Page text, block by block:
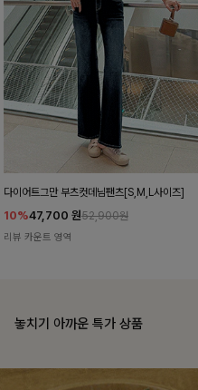
다이어트그만 부츠컷데님팬츠[S,M,L사이즈]
10%47,700 원52,900원
리뷰 카운트 영역
놓치기 아까운 특가 상품